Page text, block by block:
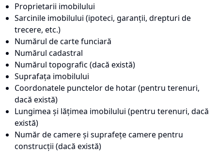
Proprietarii imobilului
Sarcinile imobilului (ipoteci, garanții, drepturi de
trecere, etc.)
Numărul de carte funciară
Numărul cadastral
Numărul topografic (dacă există)
Suprafața imobilului
Coordonatele punctelor de hotar (pentru terenuri,
dacă există)
Lungimea și lățimea imobilului (pentru terenuri, dacă
există)
Număr de camere și suprafețe camere pentru
construcții (dacă există)